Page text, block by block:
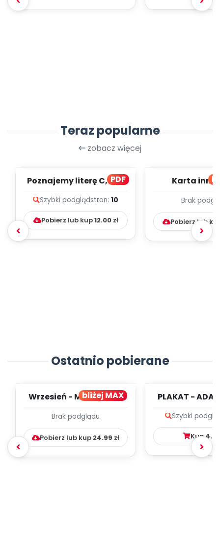
Teraz popularne
zobacz więcej
PDF
Poznajemy literę C, cz. 1
Szybki podglądstron: 10
Pobierz lub kup12.00zł
Karta
Brak
Pobierz lub
Ostatnio pobierane
bliżej MAX
Wrzesień - MIESIĘCZNY
WYCHOWAWCZO –
DYDAKTYC...
Brak podglądu
Pobierz lub kup 24.99 zł
PLAKAT -
Szybki
Kup